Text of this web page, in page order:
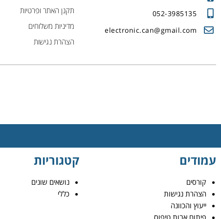
052-3985135
electronic.can@gmail.com
תקנן האתר ופרטיות
מדיניות משלוחים
הצהרת נגישות
עמודים
קורסים
הצהרת נגישות
ייעוץ והכוונה
קטגוריות
נושאים שונים
כללי